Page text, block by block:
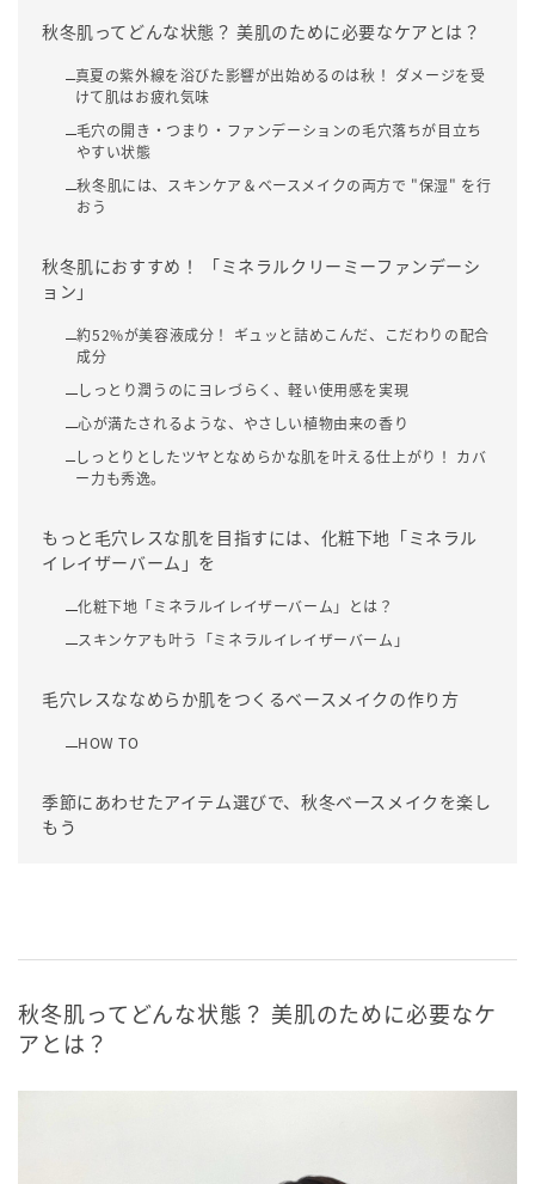
秋冬肌ってどんな状態？ 美肌のために必要なケアとは？
真夏の紫外線を浴びた影響が出始めるのは秋！ ダメージを受
けて肌はお疲れ気味
毛穴の開き・つまり・ファンデーションの毛穴落ちが目立ち
やすい状態
秋冬肌には、スキンケア＆ベースメイクの両方で "保湿" を行
おう
秋冬肌におすすめ！ 「ミネラルクリーミーファンデーシ
ョン」
約52%が美容液成分！ ギュッと詰めこんだ、こだわりの配合
成分
しっとり潤うのにヨレづらく、軽い使用感を実現
心が満たされるような、やさしい植物由来の香り
しっとりとしたツヤとなめらかな肌を叶える仕上がり！ カバ
ー力も秀逸。
もっと毛穴レスな肌を目指すには、化粧下地「ミネラル
イレイザーバーム」を
化粧下地「ミネラルイレイザーバーム」とは？
スキンケアも叶う「ミネラルイレイザーバーム」
毛穴レスななめらか肌をつくるベースメイクの作り方
HOW TO
季節にあわせたアイテム選びで、秋冬ベースメイクを楽し
もう
秋冬肌ってどんな状態？ 美肌のために必要なケ
アとは？